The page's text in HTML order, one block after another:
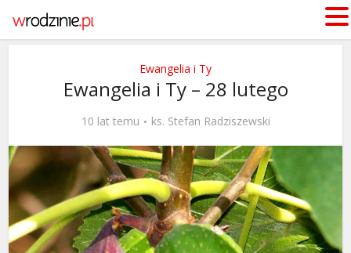
Ewangelia i Ty
Ewangelia i Ty – 28 lutego
10 lat temu ks. Stefan Radziszewski